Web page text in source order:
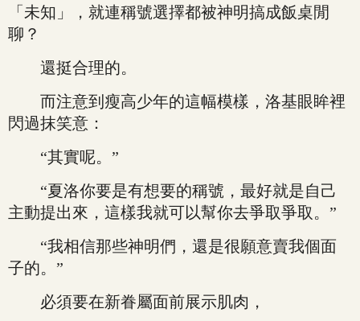
「未知」，就連稱號選擇都被神明搞成飯桌閒
聊？
還挺合理的。
而注意到瘦高少年的這幅模樣，洛基眼眸裡
閃過抹笑意：
“其實呢。”
“夏洛你要是有想要的稱號，最好就是自己
主動提出來，這樣我就可以幫你去爭取爭取。”
“我相信那些神明們，還是很願意賣我個面
子的。”
必須要在新眷屬面前展示肌肉，